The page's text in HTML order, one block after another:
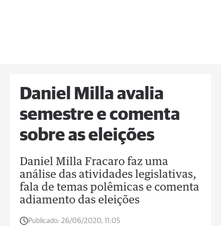
Daniel Milla avalia
semestre e comenta
sobre as eleições
Daniel Milla Fracaro faz uma
análise das atividades legislativas,
fala de temas polêmicas e comenta
adiamento das eleições
Publicado: 26/06/2020, 11:05